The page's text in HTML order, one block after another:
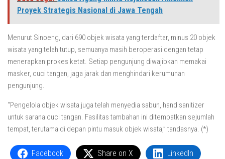
Proyek Strategis Nasional di Jawa Tengah
Menurut Sinoeng, dari 690 objek wisata yang terdaftar, minus 20 objek
wisata yang telah tutup, semuanya masih beroperasi dengan tetap
menerapkan prokes ketat. Setiap pengunjung diwajibkan memakai
masker, cuci tangan, jaga jarak dan menghindari kerumunan
pengunjung.
“Pengelola objek wisata juga telah menyedia sabun, hand sanitizer
untuk sarana cuci tangan. Fasilitas tambahan ini ditempatkan sejumlah
tempat, terutama di depan pintu masuk objek wisata,” tandasnya. (*)
Facebook Share on X LinkedIn